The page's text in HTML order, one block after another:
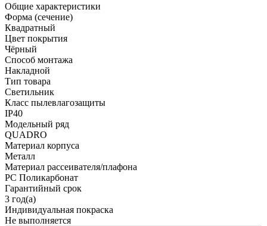
Общие характеристики
Форма (сечение)
Квадратный
Цвет покрытия
Чёрный
Способ монтажа
Накладной
Тип товара
Светильник
Класс пылевлагозащиты
IP40
Модельный ряд
QUADRO
Материал корпуса
Металл
Материал рассеивателя/плафона
PC Поликарбонат
Гарантийный срок
3 год(а)
Индивидуальная покраска
Не выполняется